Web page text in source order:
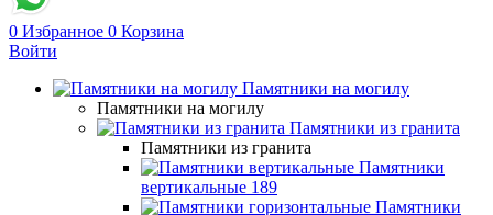
0 Избранное 0 Корзина
Войти
Памятники на могилу
Памятники на могилу
Памятники из гранита
Памятники из гранита
Памятники
вертикальные 189
Памятники